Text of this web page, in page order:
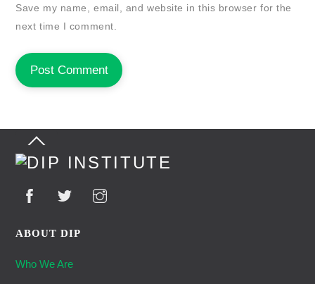
Save my name, email, and website in this browser for the
next time I comment.
Back
Top
ABOUT DIP
Who We Are